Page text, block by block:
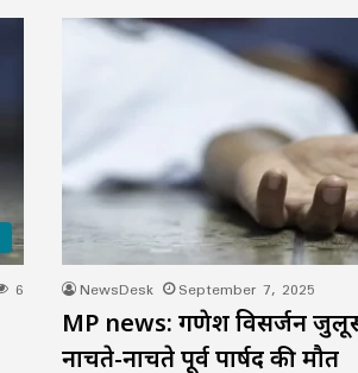
6 NewsDesk September 7, 2025
MP news: गणेश विसर्जन
नाचते-नाचते पूर्व पार्षद की मौत